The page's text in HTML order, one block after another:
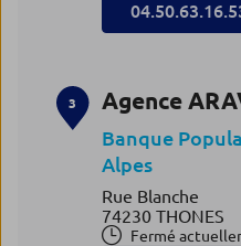
3 Agence
Banque
Alpes
Rue Blanche
74230 THONES
Fermé